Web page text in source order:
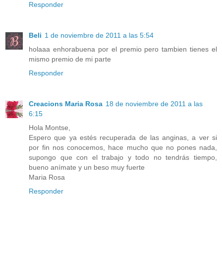
Responder
Beli 1 de noviembre de 2011 a las 5:54
holaaa enhorabuena por el premio pero tambien tienes el
mismo premio de mi parte
Responder
Creacions Maria Rosa 18 de noviembre de 2011 a las
6:15
Hola Montse,
Espero que ya estés recuperada de las anginas, a ver si
por fin nos conocemos, hace mucho que no pones nada,
supongo que con el trabajo y todo no tendrás tiempo,
bueno anímate y un beso muy fuerte
Maria Rosa
Responder